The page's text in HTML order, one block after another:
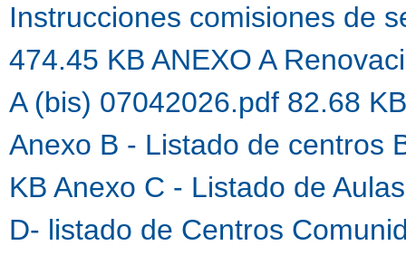
Instrucciones comisiones de
474.45 KB ANEXO A
A (bis) 07042026.pdf 82.68
Anexo B - Listado de centros
KB Anexo C - Listado de
D- listado de Centros